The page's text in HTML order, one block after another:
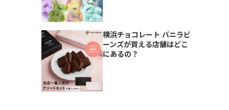
横浜チョコレート バニラビ
ーンズが買える店舗はどこ
にあるの？